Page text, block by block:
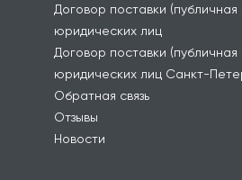
Договор поставки
юридических лиц
Договор поставки
юридических лиц Санкт-
Обратная связь
Отзывы
Новости